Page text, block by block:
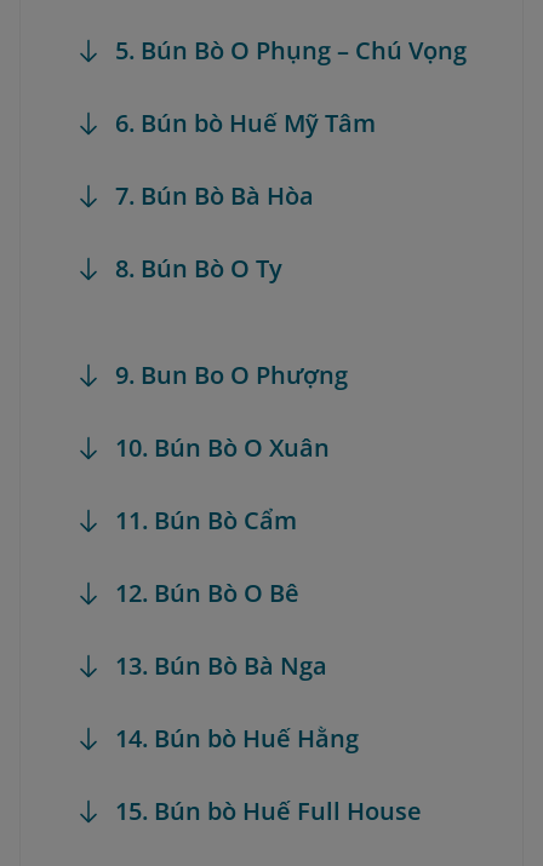
5. Bún Bò O Phụng – Chú Vọng
6. Bún bò Huế Mỹ Tâm
7. Bún Bò Bà Hòa
8. Bún Bò O Ty
9. Bun Bo O Phượng
10. Bún Bò O Xuân
11. Bún Bò Cẩm
12. Bún Bò O Bê
13. Bún Bò Bà Nga
14. Bún bò Huế Hằng
15. Bún bò Huế Full House